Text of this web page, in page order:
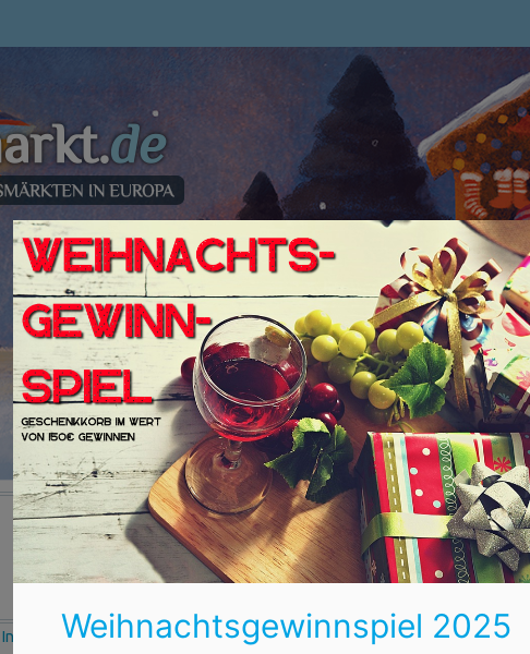
BE BB HB HH HE MV NI NW
Weihnachtsmärkte in Österreich Öffnungszeiten
Internet Ventures . Webseitenbetreiber istVolo Media.
Weihnachtsgewinnspiel 2025